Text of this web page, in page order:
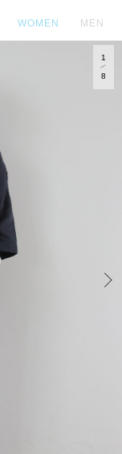
WOMEN MEN
1
8